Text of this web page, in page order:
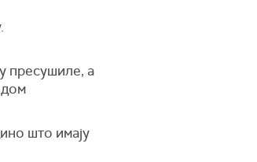
пресушиле, а
што имају